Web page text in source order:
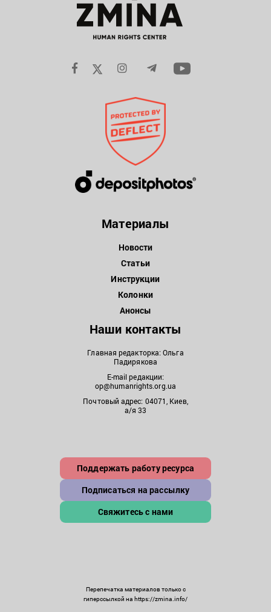
Материалы
Новости
Статьи
Инструкции
Колонки
Анонсы
Наши контакты
Главная редакторка: Ольга
Падирякова
E-mail редакции:
op@humanrights.org.ua
Почтовый адрес: 04071, Киев,
а/я 33
Поддержать работу ресурса
Подписаться на рассылку
Свяжитесь с нами
Перепечатка материалов только с
гиперссылкой на https://zmina.info/